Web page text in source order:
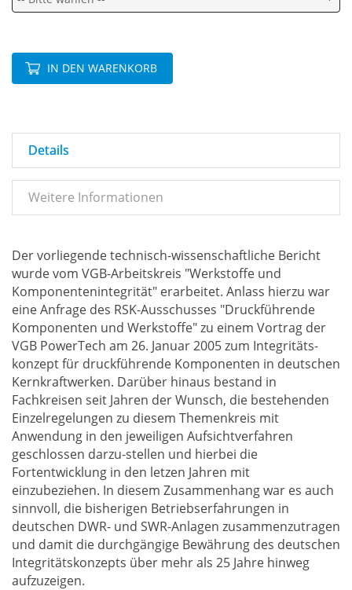
IN DEN WARENKORB
Details
Weitere Informationen
Der vorliegende technisch-wissenschaftliche Bericht
wurde vom VGB-Arbeitskreis "Werkstoffe und
Komponentenintegrität" erarbeitet. Anlass hierzu war
eine Anfrage des RSK-Ausschusses "Druckführende
Komponenten und Werkstoffe" zu einem Vortrag der
VGB PowerTech am 26. Januar 2005 zum Integritäts-
konzept für druckführende Komponenten in deutschen
Kernkraftwerken. Darüber hinaus bestand in
Fachkreisen seit Jahren der Wunsch, die bestehenden
Einzelregelungen zu diesem Themenkreis mit
Anwendung in den jeweiligen Aufsichtverfahren
geschlossen darzu-stellen und hierbei die
Fortentwicklung in den letzen Jahren mit
einzubeziehen. In diesem Zusammenhang war es auch
sinnvoll, die bisherigen Betriebserfahrungen in
deutschen DWR- und SWR-Anlagen zusammenzutragen
und damit die durchgängige Bewährung des deutschen
Integritätskonzepts über mehr als 25 Jahre hinweg
aufzuzeigen.